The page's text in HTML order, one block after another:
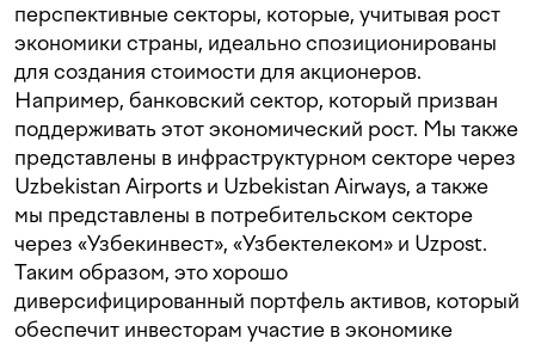
перспективные секторы, которые, учитывая рост
экономики страны, идеально спозиционированы
для создания стоимости для акционеров.
Например, банковский сектор, который призван
поддерживать этот экономический рост. Мы также
представлены в инфраструктурном секторе через
Uzbekistan Airports и Uzbekistan Airways, а также
мы представлены в потребительском секторе
через «Узбекинвест», «Узбектелеком» и Uzpost.
Таким образом, это хорошо
диверсифицированный портфель активов, который
обеспечит инвесторам участие в экономике